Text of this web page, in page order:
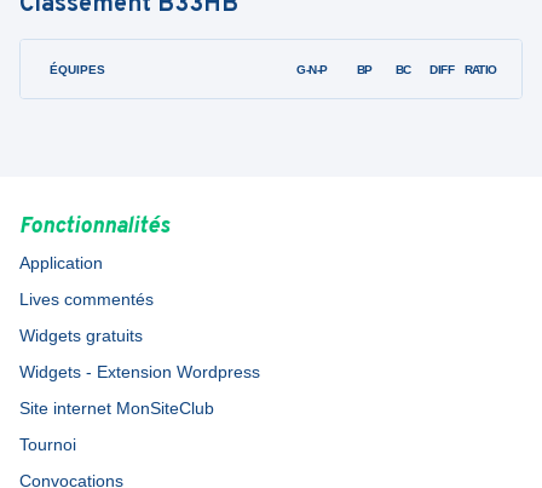
ÉQUIPES G-N-P BP BC DIFF RATIO
Fonctionnalités
Application
Lives commentés
Widgets gratuits
Widgets - Extension Wordpress
Site internet MonSiteClub
Tournoi
Convocations